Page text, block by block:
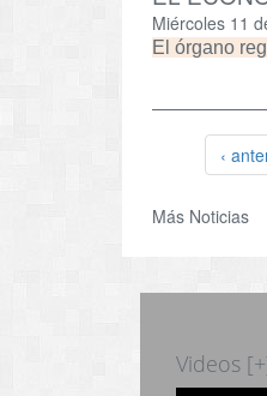
Miércoles 11
El órgano
‹
Más Noticias
Videos